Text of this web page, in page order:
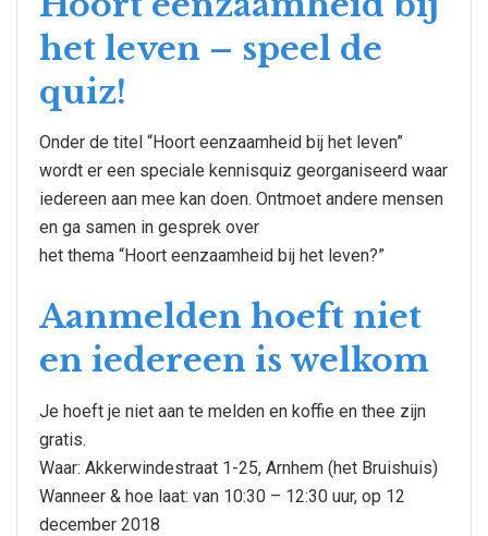
het leven – speel de
quiz!
Onder de titel “Hoort eenzaamheid bij het leven”
wordt er een speciale kennisquiz georganiseerd waar
iedereen aan mee kan doen. Ontmoet andere mensen
en ga samen in gesprek over
het thema “Hoort eenzaamheid bij het leven?”
Aanmelden hoeft niet
en iedereen is welkom
Je hoeft je niet aan te melden en koffie en thee zijn
gratis.
Waar: Akkerwindestraat 1-25, Arnhem (het Bruishuis)
Wanneer & hoe laat: van 10:30 – 12:30 uur, op 12
december 2018